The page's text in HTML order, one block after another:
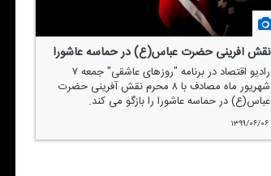
نقش ‏آفرینی حضرت عباس(ع) در حماسه عاشورا
رادیو اقتصاد در برنامه "روزهای عاشقی" جمعه ۷
شهریور ماه مصادف با ۸ محرم نقش ‏آفرینی حضرت
عباس(ع) در حماسه عاشورا را بازگو می كند.
۱۳۹۹/۰۶/۰۶